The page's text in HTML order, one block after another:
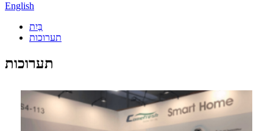
English
בַּיִת
תערוכות
תערוכות